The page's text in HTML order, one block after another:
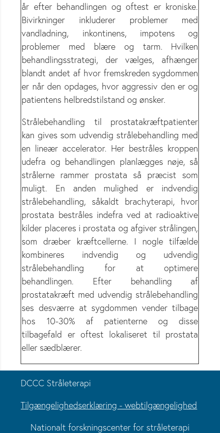
år efter behandlingen og oftest er kroniske.
Bivirkninger inkluderer problemer med
vandladning, inkontinens, impotens og
problemer med blære og tarm. Hvilken
behandlingsstrategi, der vælges, afhænger
blandt andet af hvor fremskreden sygdommen
er når den opdages, hvor aggressiv den er og
patientens helbredstilstand og ønsker.
Strålebehandling til prostatakræftpatienter
kan gives som udvendig strålebehandling med
en lineær accelerator. Her bestråles kroppen
udefra og behandlingen planlægges nøje, så
strålerne rammer prostata så præcist som
muligt. En anden mulighed er indvendig
strålebehandling, såkaldt brachyterapi, hvor
prostata bestråles indefra ved at radioaktive
kilder placeres i prostata og afgiver strålingen,
som dræber kræftcellerne. I nogle tilfælde
kombineres indvendig og udvendig
strålebehandling for at optimere
behandlingen. Efter behandling af
prostatakræft med udvendig strålebehandling
ses desværre at sygdommen vender tilbage
hos 10-30% af patienterne og disse
tilbagefald er oftest lokaliseret til prostata
eller sædblærer.
DCCC Stråleterapi
Tilgængelighedserklæring - webtilgængelighed
Nationalt forskningscenter for stråleterapi